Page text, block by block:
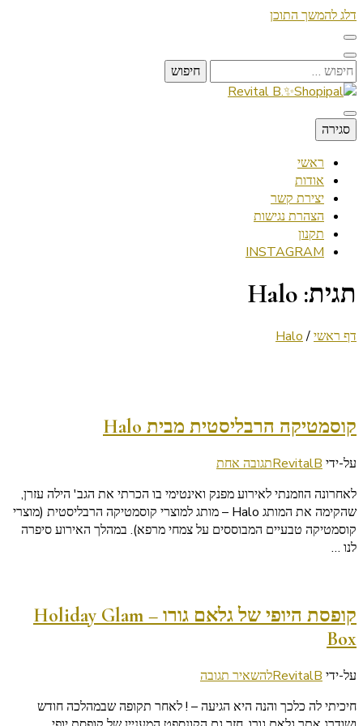
דלג להמשך התוכן
חיפוש:
Revital B.✨Shopipal
Lifestyle ✦ Beauty ✦ Vegan ✦ Travel
סגירה
ראשי
אודות
יצירת קשר
הצהרת נגישות
תקנון
INSTAGRAM
תגית: Halo
דף ראשי/
Halo
קוסמטיקה הרבליסטית מבית Halo
על-ידי RevitalBתגובה אחתעל
הרבליסטית
מבית
Halo
לאחרונה הוזמנתי לאירוע מפנק ואינטימי בו הכרתי את הגב' הילה עזרן,
שהקימה את המותג Halo – מותג למוצרי קוסמטיקה הרבליסטית (מוצרי
קוסמטיקה טבעיים המבוססים על צמחי מרפא). במהלך האירוע סיפרה
לנו …
קופסת היופי של גלאם גורו – Holiday Glam
Box
על-ידי RevitalBלהשאיר תגובהבנושא
היופי
חיכיתי לה כלכך והנה היא הגיעה – ! לאחר תקופה שבמהלכה חודש